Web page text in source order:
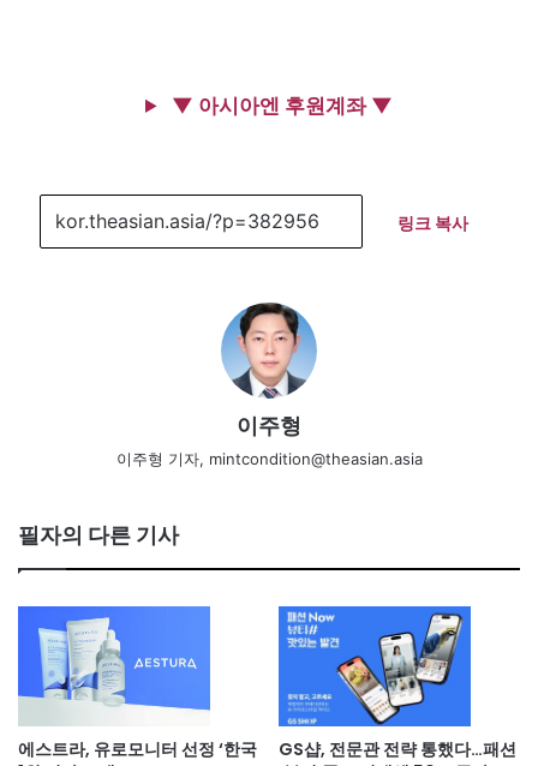
▼ 아시아엔 후원계좌 ▼
링크 복사
이주형
이주형 기자, mintcondition@theasian.asia
필자의 다른 기사
에스트라, 유로모니터 선정 ‘한국
GS샵, 전문관 전략 통했다…패션